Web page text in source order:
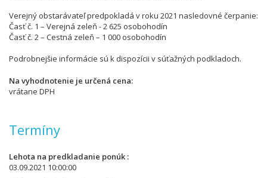
Verejný obstarávateľ predpokladá v roku 2021 nasledovné čerpanie:
Časť č. 1 – Verejná zeleň - 2 625 osobohodín
Časť č. 2 – Cestná zeleň – 1 000 osobohodín
Podrobnejšie informácie sú k dispozícii v súťažných podkladoch.
Na vyhodnotenie je určená cena
vrátane DPH
Termíny
Lehota na predkladanie ponúk
03.09.2021 10:00:00